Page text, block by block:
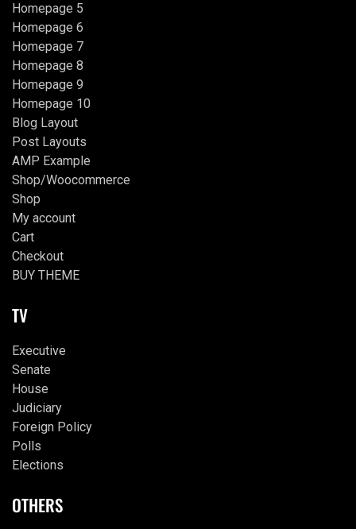
Homepage 5
Homepage 6
Homepage 7
Homepage 8
Homepage 9
Homepage 10
Blog Layout
Post Layouts
AMP Example
Shop/Woocommerce
Shop
My account
Cart
Checkout
BUY THEME
TV
Executive
Senate
House
Judiciary
Foreign Policy
Polls
Elections
OTHERS